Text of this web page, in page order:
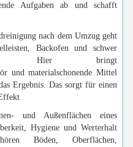
Aufgaben ab und schafft
nach dem Umzug geht
Backofen und schwer
Hier bringt
und materialschonende Mittel
Ergebnis. Das sorgt für einen
und Außenflächen eines
Hygiene und Werterhalt
Böden, Oberflächen,